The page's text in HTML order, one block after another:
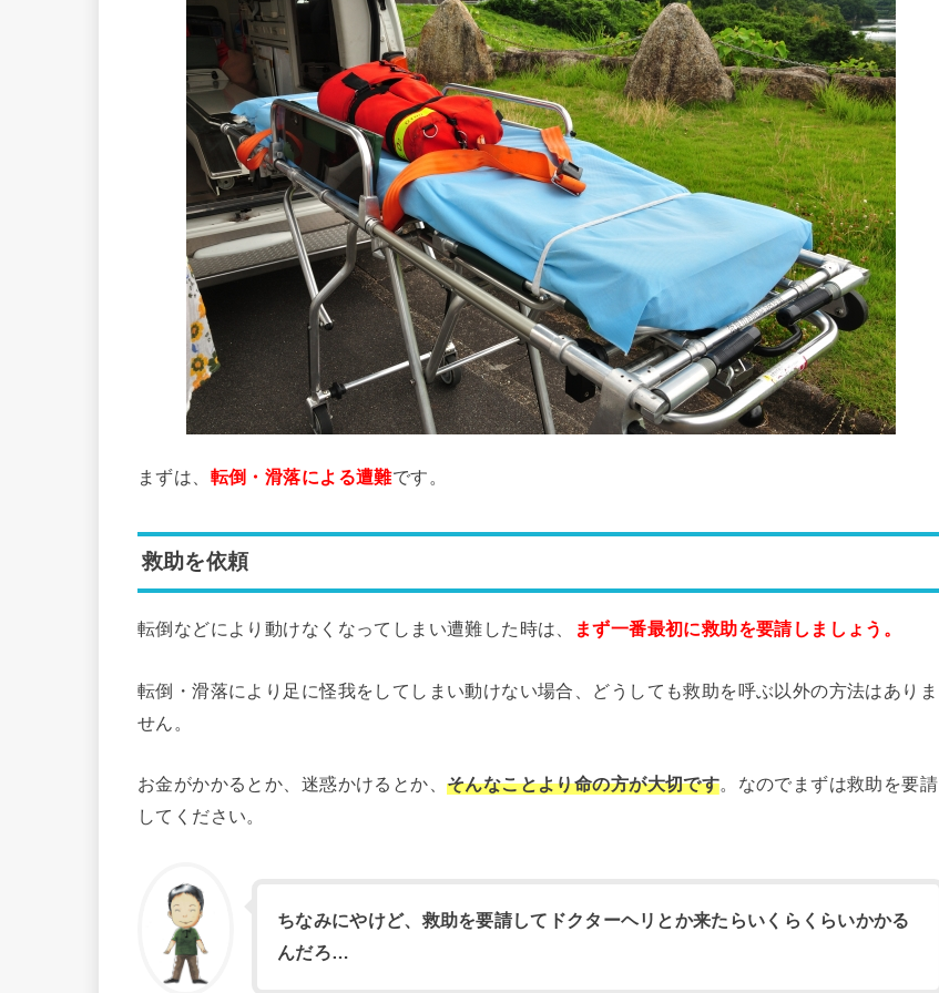
まずは、 転倒・滑落による遭難です。
救助を依頼
転倒などにより動けなくなってしまい遭難した時は、 まず一番最初に救助を要請しましょう。
転倒・滑落により足に怪我をしてしまい動けない場合、どうしても救助を呼ぶ以外の方法はありま
せん。
お金がかかるとか、迷惑かけるとか、そんなことより命の方が大切です。なのでまずは救助を要請
してください。
ちなみにやけど、救助を要請してドクターヘリとか来たらいくらくらいかかる
んだろ…